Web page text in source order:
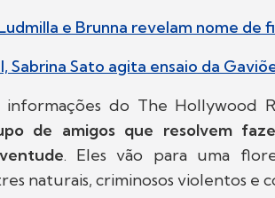
e Brunna revelam nome de
Sabrina Sato agita ensaio da
do The Hollywood
de amigos que resolvem
. Eles vão para uma
naturais, criminosos violentos e